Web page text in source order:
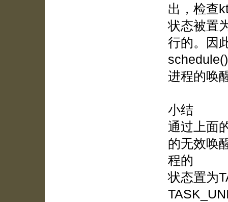
出，检查
状态被置
行的。因
进程的唤
小结
通过上面
的无效唤
程的
状态置为